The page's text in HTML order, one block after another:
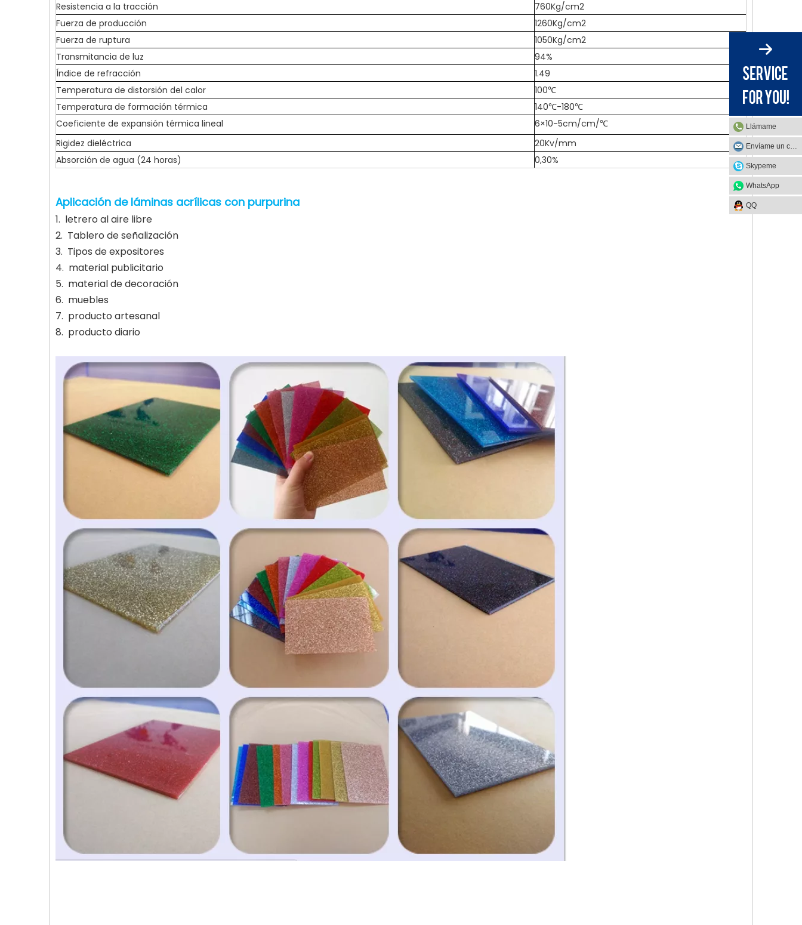
Resistencia a la tracción
760Kg/cm2
Fuerza de producción
1260Kg/cm2
Fuerza de ruptura
1050Kg/cm2
Transmitancia de luz
94%
Índice de refracción
1.49
Temperatura de distorsión del calor
100℃
Temperatura de formación térmica
140℃-180℃
Coeficiente de expansión térmica lineal
6×10-5cm/cm/℃
Rigidez dieléctrica
20Kv/mm
Absorción de agua (24 horas)
0,30%
Aplicación de láminas acrílicas con purpurina
1. letrero al aire libre
2. Tablero de señalización
3. Tipos de expositores
4. material publicitario
5. material de decoración
6. muebles
7. producto artesanal
8. producto diario
Llámame
Skypeme
WhatsApp
QQ